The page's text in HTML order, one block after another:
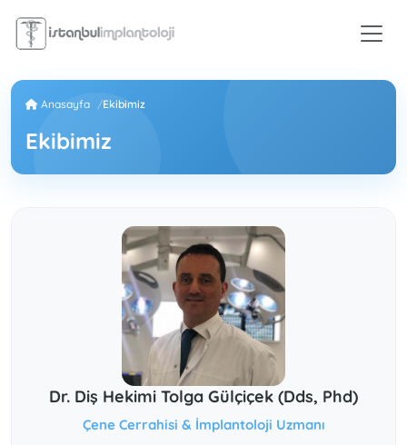
Anasayfa Ekibimiz
Ekibimiz
Dr. Diş Hekimi Tolga Gülçiçek (Dds, Phd)
Çene Cerrahisi & İmplantoloji Uzmanı